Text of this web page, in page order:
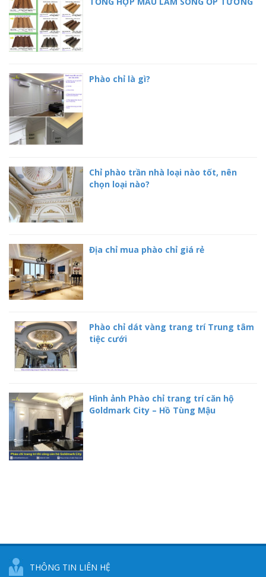
Phào chỉ là gì?
Chỉ phào trần nhà loại nào tốt, nên
chọn loại nào?
Địa chỉ mua phào chỉ giá rẻ
Phào chỉ dát vàng trang trí Trung tâm
tiệc cưới
Hình ảnh Phào chỉ trang trí căn hộ
Goldmark City – Hồ Tùng Mậu
THÔNG TIN LIÊN HỆ